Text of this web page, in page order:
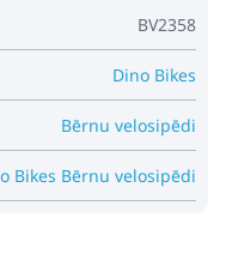
BV2358
Dino Bikes
Bērnu velosipēdi
Bikes Bērnu velosipēdi